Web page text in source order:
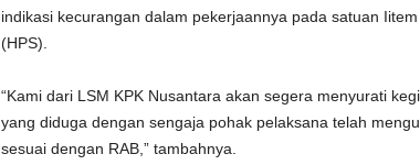
indikasi kecurangan dalam pekerjaannya pada satuan
(HPS).
“Kami dari LSM KPK Nusantara akan segera menyurati
yang diduga dengan sengaja pohak pelaksana telah
sesuai dengan RAB,” tambahnya.